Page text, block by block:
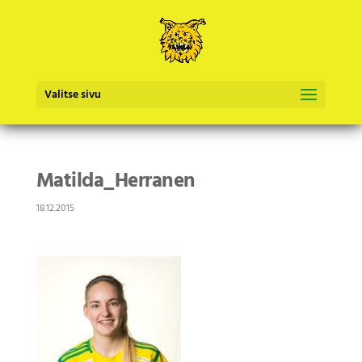
Valitse sivu
Matilda_Herranen
18.12.2015